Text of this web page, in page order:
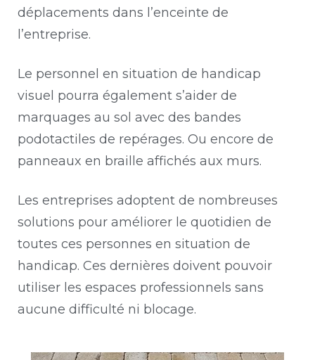
déplacements dans l’enceinte de
l’entreprise.
Le personnel en situation de handicap
visuel pourra également s’aider de
marquages au sol avec des bandes
podotactiles de repérages. Ou encore de
panneaux en braille affichés aux murs.
Les entreprises adoptent de nombreuses
solutions pour améliorer le quotidien de
toutes ces personnes en situation de
handicap. Ces dernières doivent pouvoir
utiliser les espaces professionnels sans
aucune difficulté ni blocage.